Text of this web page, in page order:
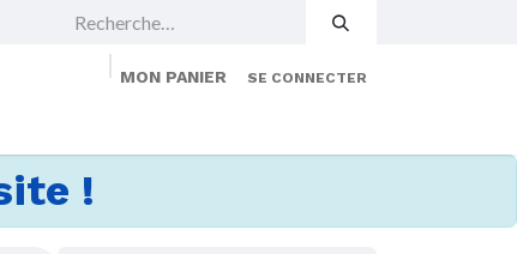
MON PANIER SE CONNECTER
!